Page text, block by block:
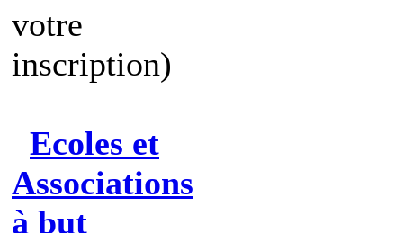
votre
inscription)
Ecoles et
Associations
à but